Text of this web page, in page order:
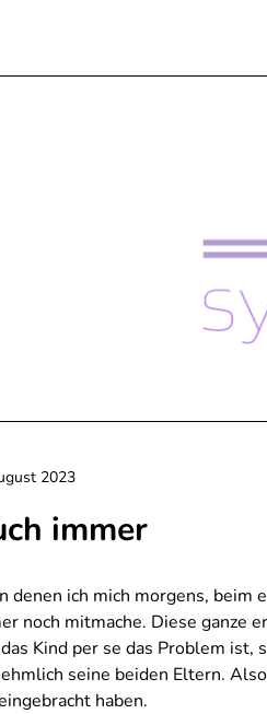
immer
2023
denen ich mich morgens,
noch mitmache. Diese ganze
Kind per se das Problem
seine beiden Eltern.
haben.